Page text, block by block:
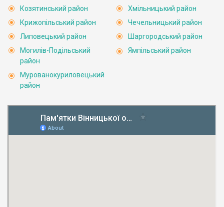
Козятинський район
Крижопільський район
Липовецький район
Могилів-Подільський
район
Мурованокуриловецький
район
Хмільницький район
Чечельницький район
Шаргородський район
Ямпільський район